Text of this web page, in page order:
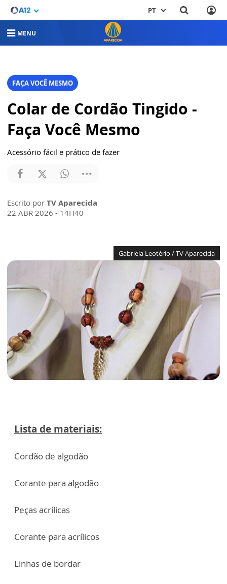
PT
MENU
FAÇA VOCÊ MESMO
Colar de Cordão Tingido -
Faça Você Mesmo
Acessório fácil e prático de fazer
Escrito por TV Aparecida
22 ABR 2026 - 14H40
Gabriela Leotério / TV Aparecida
Lista de materiais:
Cordão de algodão
Corante para algodão
Peças acrílicas
Corante para acrílicos
Linhas de bordar